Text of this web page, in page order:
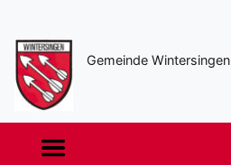
Gemeinde Wintersingen
Navigation